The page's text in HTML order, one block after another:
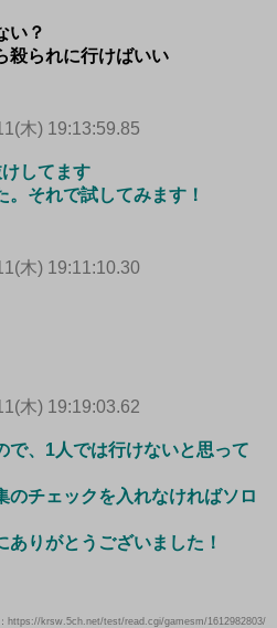
い？
殺られに行けばいい
木) 19:13:59.85
してます
それで試してみます！
木) 19:11:10.30
木) 19:19:03.62
で、1人では行けないと思って
のチェックを入れなければソロ
りがとうございました！
https://krsw.5ch.net/test/read.cgi/gamesm/1612982803/